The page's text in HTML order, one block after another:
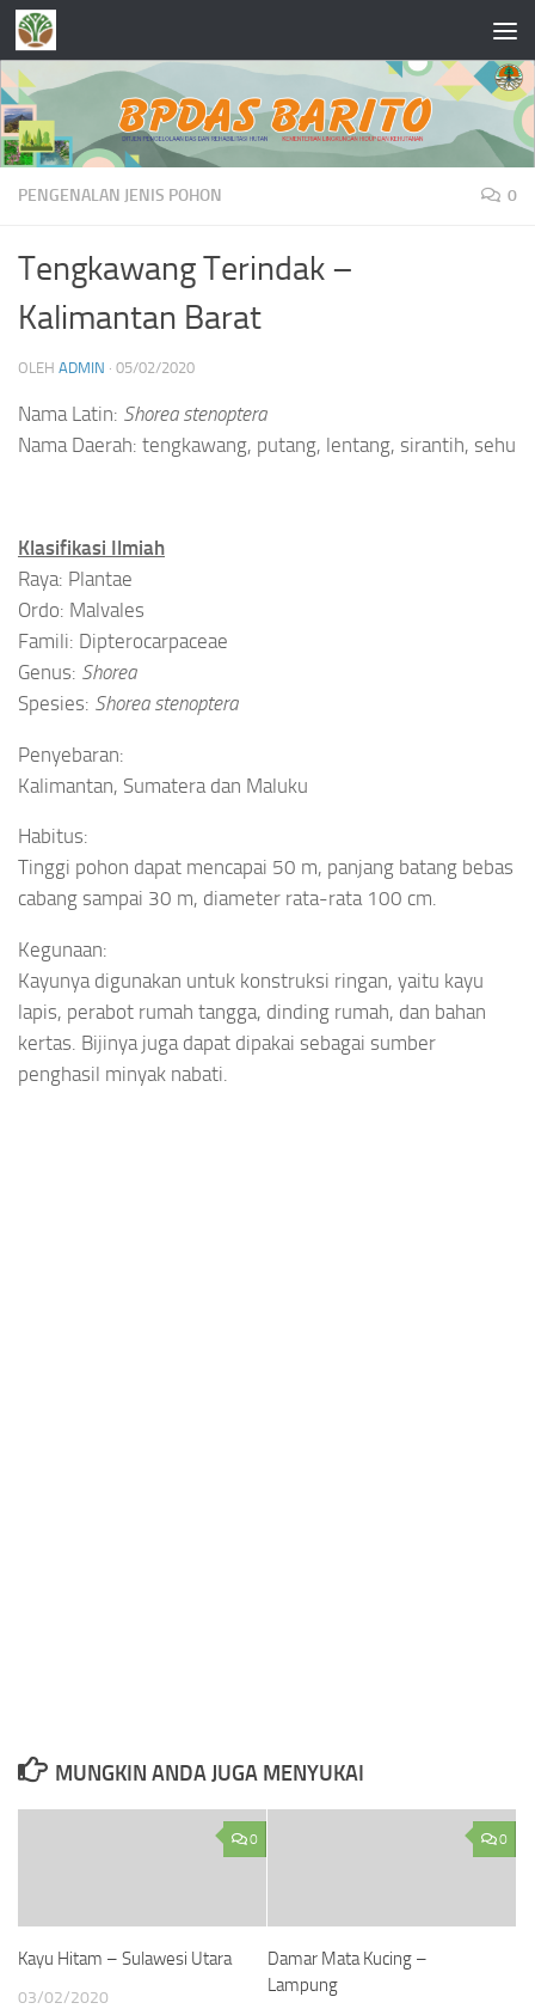
Skip to content
PENGENALAN JENIS POHON 0
Tengkawang Terindak –
Kalimantan Barat
OLEH ADMIN · 05/02/2020
Nama Latin: Shorea stenoptera
Nama Daerah: tengkawang, putang, lentang, sirantih, sehu
Klasifikasi Ilmiah
Raya: Plantae
Ordo: Malvales
Famili: Dipterocarpaceae
Genus: Shorea
Spesies: Shorea stenoptera
Penyebaran:
Kalimantan, Sumatera dan Maluku
Habitus:
Tinggi pohon dapat mencapai 50 m, panjang batang bebas
cabang sampai 30 m, diameter rata-rata 100 cm.
Kegunaan:
Kayunya digunakan untuk konstruksi ringan, yaitu kayu
lapis, perabot rumah tangga, dinding rumah, dan bahan
kertas. Bijinya juga dapat dipakai sebagai sumber
penghasil minyak nabati.
MUNGKIN ANDA JUGA MENYUKAI
0
Kayu Hitam – Sulawesi Utara
03/02/2020
0
Damar Mata Kucing –
Lampung